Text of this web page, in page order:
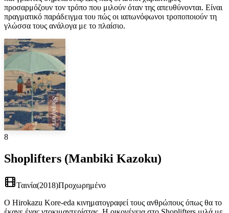
προσαρμόζουν τον τρόπο που μιλούν όταν της απευθύνονται. Είναι
πραγματικό παράδειγμα του πώς οι ιαπωνόφωνοι τροποποιούν τη
γλώσσα τους ανάλογα με το πλαίσιο.
8
Shoplifters (Manbiki Kazoku)
Ταινία(2018)Προχωρημένο
Ο Hirokazu Kore-eda κινηματογραφεί τους ανθρώπους όπως θα το